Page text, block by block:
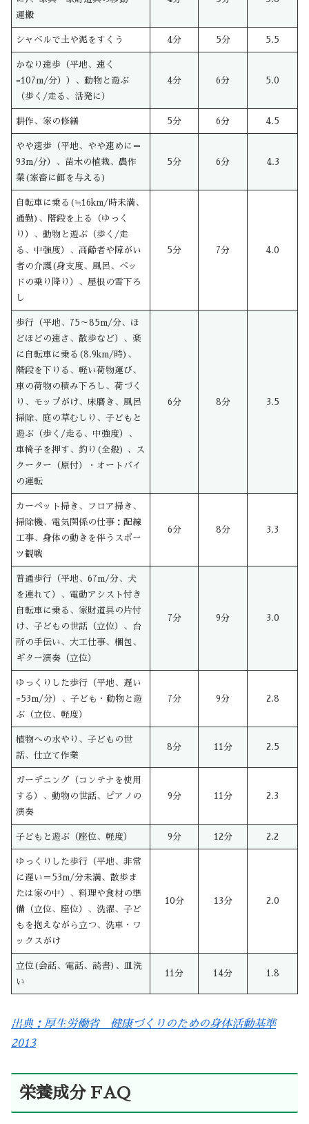
運搬
シャベルで土や泥をすくう 4分 5分 5.5
かなり速歩（平地、速く
=107m/分））、動物と遊ぶ
（歩く/走る、活発に）
4分 6分 5.0
耕作、家の修繕 5分 6分 4.5
やや速歩（平地、やや速めに＝
93m/分）、苗木の植栽、農作
業(家畜に餌を与える)
5分 6分 4.3
自転車に乗る(≒16km/時未満、
通勤)、階段を上る（ゆっく
り）、動物と遊ぶ（歩く/走
る、中強度）、高齢者や障がい
者の介護(身支度、風呂、ベッ
ドの乗り降り）、屋根の雪下ろ
し
5分 7分 4.0
歩行（平地、75～85m/分、ほ
どほどの速さ、散歩など）、楽
に自転車に乗る(8.9km/時)、
階段を下りる、軽い荷物運び、
車の荷物の積み下ろし、荷づく
り、モップがけ、床磨き、風呂
掃除、庭の草むしり、子どもと
遊ぶ（歩く/走る、中強度）、
車椅子を押す、釣り(全般) 、ス
クーター（原付）・オートバイ
の運転
6分 8分 3.5
カーペット掃き、フロア掃き、
掃除機、電気関係の仕事：配線
工事、身体の動きを伴うスポー
ツ観戦
6分 8分 3.3
普通歩行（平地、67m/分、犬
を連れて）、電動アシスト付き
自転車に乗る、家財道具の片付
け、子どもの世話（立位）、台
所の手伝い、大工仕事、梱包、
ギター演奏（立位）
7分 9分 3.0
ゆっくりした歩行（平地、遅い
=53m/分）、子ども・動物と遊
ぶ（立位、軽度）
7分 9分 2.8
植物への水やり、子どもの世
話、仕立て作業
8分 11分 2.5
ガーデニング（コンテナを使用
する）、動物の世話、ピアノの
演奏
9分 11分 2.3
子どもと遊ぶ（座位、軽度） 9分 12分 2.2
ゆっくりした歩行（平地、非常
に遅い＝53m/分未満、散歩ま
たは家の中）、料理や食材の準
備（立位、座位）、洗濯、子ど
もを抱えながら立つ、洗車・ワ
ックスがけ
10分 13分 2.0
立位(会話、電話、読書)、皿洗
い
11分 14分 1.8
出典：厚生労働省 健康づくりのための身体活動基準
2013
栄養成分 FAQ